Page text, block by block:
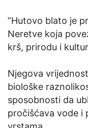
”Hutovo blato je
Neretve koja
krš, prirodu i
Njegova
biološke
sposobnosti da
pročišćava vode i